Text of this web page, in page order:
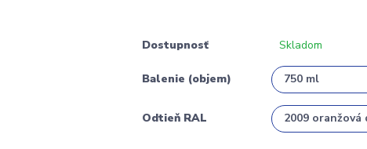
Dostupnosť Skladom
Balenie (objem)
Odtieň RAL